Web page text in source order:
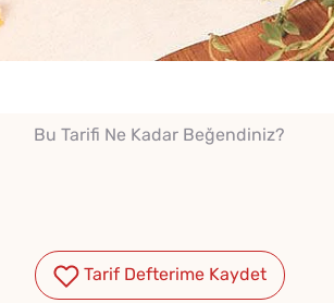
Bu Tarifi Ne Kadar Beğendiniz?
Tarif Defterime Kaydet
Domates Sosunun